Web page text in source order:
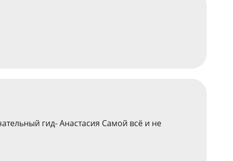
гид- Анастасия Самой всё и не